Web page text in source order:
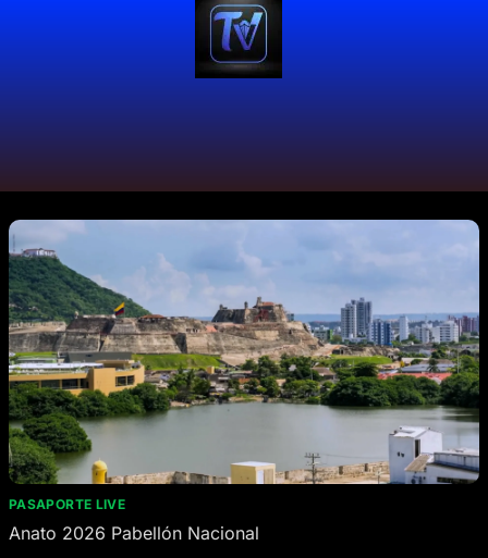
PASAPORTE LIVE
Anato 2026 Pabellón Nacional